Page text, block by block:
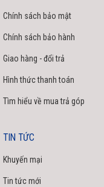
Chính sách bảo mật
Chính sách bảo hành
Giao hàng - đổi trả
Hình thức thanh toán
Tìm hiểu về mua trả góp
TIN TỨC
Khuyến mại
Tin tức mới